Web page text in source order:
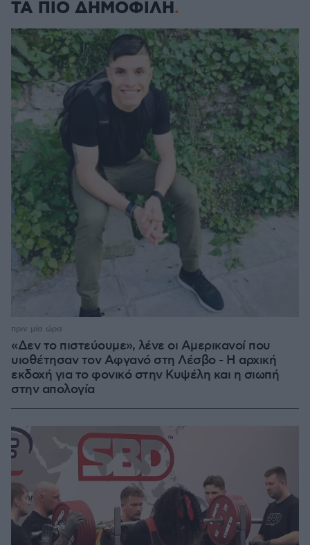
ΤΑ ΠΙΟ ΔΗΜΟΦΙΛΗ
«Δεν το πιστεύουμε», λένε οι Αμερικανοί που
υιοθέτησαν τον Αφγανό στη Λέσβο - Η αρχική
εκδοχή για το φονικό στην Κυψέλη και η σιωπή
στην απολογία
πριν μία ώρα